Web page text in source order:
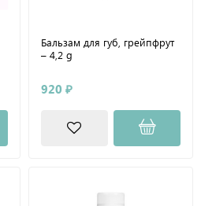
Бальзам для губ, грейпфрут
– 4,2 g
920 ₽